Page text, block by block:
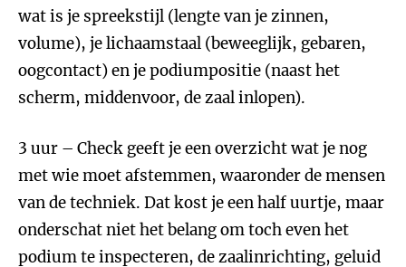
wat is je spreekstijl (lengte van je zinnen,
volume), je lichaamstaal (beweeglijk, gebaren,
oogcontact) en je podiumpositie (naast het
scherm, middenvoor, de zaal inlopen).
3 uur – Check geeft je een overzicht wat je nog
met wie moet afstemmen, waaronder de mensen
van de techniek. Dat kost je een half uurtje, maar
onderschat niet het belang om toch even het
podium te inspecteren, de zaalinrichting, geluid